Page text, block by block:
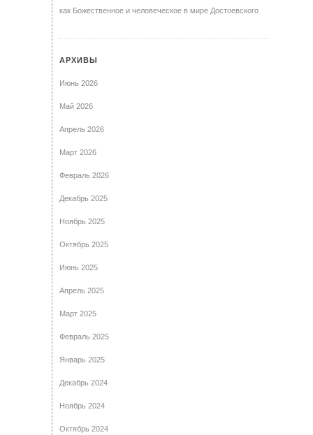
как Божественное и человеческое в мире Достоевского
АРХИВЫ
Июнь 2026
Май 2026
Апрель 2026
Март 2026
Февраль 2026
Декабрь 2025
Ноябрь 2025
Октябрь 2025
Июнь 2025
Апрель 2025
Март 2025
Февраль 2025
Январь 2025
Декабрь 2024
Ноябрь 2024
Октябрь 2024